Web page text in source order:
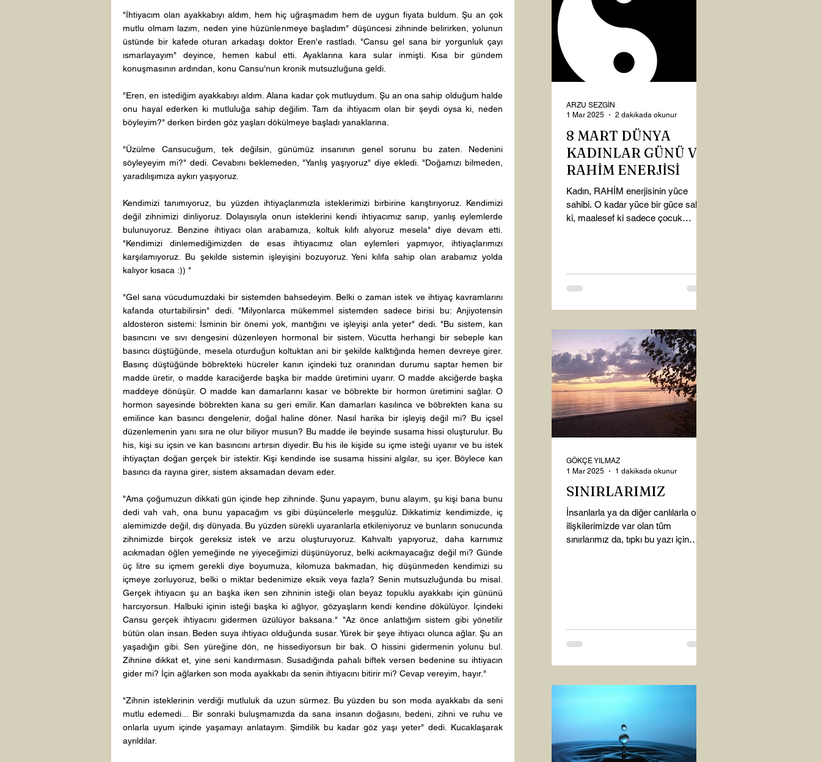
"İhtiyacım olan ayakkabıyı aldım, hem hiç uğraşmadım hem de uygun fiyata buldum. Şu an çok
mutlu olmam lazım, neden yine hüzünlenmeye başladım" düşüncesi zihninde belirirken, yolunun
üstünde bir kafede oturan arkadaşı doktor Eren'e rastladı. "Cansu gel sana bir yorgunluk çayı
ısmarlayayım" deyince, hemen kabul etti. Ayaklarına kara sular inmişti. Kısa bir gündem
konuşmasının ardından, konu Cansu'nun kronik mutsuzluğuna geldi.
"Eren, en istediğim ayakkabıyı aldım. Alana kadar çok mutluydum. Şu an ona sahip olduğum halde
onu hayal ederken ki mutluluğa sahip değilim. Tam da ihtiyacım olan bir şeydi oysa ki, neden
böyleyim?" derken birden göz yaşları dökülmeye başladı yanaklarına.
"Üzülme Cansucuğum, tek değilsin, günümüz insanının genel sorunu bu zaten. Nedenini
söyleyeyim mi?" dedi. Cevabını beklemeden, "Yanlış yaşıyoruz" diye ekledi. "Doğamızı bilmeden,
yaradılışımıza aykırı yaşıyoruz.
Kendimizi tanımıyoruz, bu yüzden ihtiyaçlarımızla isteklerimizi birbirine karıştırıyoruz. Kendimizi
değil zihnimizi dinliyoruz. Dolayısıyla onun isteklerini kendi ihtiyacımız sanıp, yanlış eylemlerde
bulunuyoruz. Benzine ihtiyacı olan arabamıza, koltuk kılıfı alıyoruz mesela" diye devam etti.
"Kendimizi dinlemediğimizden de esas ihtiyacımız olan eylemleri yapmıyor, ihtiyaçlarımızı
karşılamıyoruz. Bu şekilde sistemin işleyişini bozuyoruz. Yeni kılıfa sahip olan arabamız yolda
kalıyor kısaca :)) "
"Gel sana vücudumuzdaki bir sistemden bahsedeyim. Belki o zaman istek ve ihtiyaç kavramlarını
kafanda oturtabilirsin" dedi. "Milyonlarca mükemmel sistemden sadece birisi bu: Anjiyotensin
aldosteron sistemi: İsminin bir önemi yok, mantığını ve işleyişi anla yeter" dedi. "Bu sistem, kan
basıncını ve sıvı dengesini düzenleyen hormonal bir sistem. Vücutta herhangi bir sebeple kan
basıncı düştüğünde, mesela oturduğun koltuktan ani bir şekilde kalktığında hemen devreye girer.
Basınç düştüğünde böbrekteki hücreler kanın içindeki tuz oranından durumu saptar hemen bir
madde üretir, o madde karaciğerde başka bir madde üretimini uyarır. O madde akciğerde başka
maddeye dönüşür. O madde kan damarlarını kasar ve böbrekte bir hormon üretimini sağlar. O
hormon sayesinde böbrekten kana su geri emilir. Kan damarları kasılınca ve böbrekten kana su
emilince kan basıncı dengelenir, doğal haline döner. Nasıl harika bir işleyiş değil mi? Bu içsel
düzenlemenin yanı sıra ne olur biliyor musun? Bu madde ile beyinde susama hissi oluşturulur. Bu
his, kişi su içsin ve kan basıncını artırsın diyedir. Bu his ile kişide su içme isteği uyanır ve bu istek
ihtiyaçtan doğan gerçek bir istektir. Kişi kendinde ise susama hissini algılar, su içer. Böylece kan
basıncı da rayına girer, sistem aksamadan devam eder.
"Ama çoğumuzun dikkati gün içinde hep zihninde. Şunu yapayım, bunu alayım, şu kişi bana bunu
dedi vah vah, ona bunu yapacağım vs gibi düşüncelerle meşgulüz. Dikkatimiz kendimizde, iç
alemimizde değil, dış dünyada. Bu yüzden sürekli uyaranlarla etkileniyoruz ve bunların sonucunda
zihnimizde birçok gereksiz istek ve arzu oluşturuyoruz. Kahvaltı yapıyoruz, daha karnımız
acıkmadan öğlen yemeğinde ne yiyeceğimizi düşünüyoruz, belki acıkmayacağız değil mi? Günde
üç litre su içmem gerekli diye boyumuza, kilomuza bakmadan, hiç düşünmeden kendimizi su
içmeye zorluyoruz, belki o miktar bedenimize eksik veya fazla? Senin mutsuzluğunda bu misal.
Gerçek ihtiyacın şu an başka iken sen zihninin isteği olan beyaz topuklu ayakkabı için gününü
harcıyorsun. Halbuki içinin isteği başka ki ağlıyor, gözyaşların kendi kendine dökülüyor. İçindeki
Cansu gerçek ihtiyacını gidermen üzülüyor baksana." "Az önce anlattığım sistem gibi yönetilir
bütün olan insan. Beden suya ihtiyacı olduğunda susar. Yürek bir şeye ihtiyacı olunca ağlar. Şu an
yaşadığın gibi. Sen yüreğine dön, ne hissediyorsun bir bak. O hissini gidermenin yolunu bul.
Zihnine dikkat et, yine seni kandırmasın. Susadığında pahalı biftek versen bedenine su ihtiyacın
gider mi? İçin ağlarken son moda ayakkabı da senin ihtiyacını bitirir mi? Cevap vereyim, hayır."
"Zihnin isteklerinin verdiği mutluluk da uzun sürmez. Bu yüzden bu son moda ayakkabı da seni
mutlu edemedi... Bir sonraki buluşmamızda da sana insanın doğasını, bedeni, zihni ve ruhu ve
onlarla uyum içinde yaşamayı anlatayım. Şimdilik bu kadar göz yaşı yeter" dedi. Kucaklaşarak
ayrıldılar.
8 MART DÜNYA
KADINLAR GÜNÜ VE
RAHİM ENERJİSİ
Kadın, RAHİM enerjisinin yüce
sahibi. O kadar yüce bir güce sahip
ki, maalesef ki sadece çocuk
ARZU SEZGİN
1 Mar 2025
2 dakikada okunur
SINIRLARIMIZ
İnsanlarla ya da diğer canlılarla olan
ilişkilerimizde var olan tüm
sınırlarımız da, tıpkı bu yazı için
GÖKÇE YILMAZ
1 Mar 2025
1 dakikada okunur